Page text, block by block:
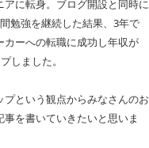
に転身。ブログ開設と同時に
勉強を継続した結果、3年で
カーへの転職に成功し年収が
しました。
プという観点からみなさんのお
事を書いていきたいと思いま